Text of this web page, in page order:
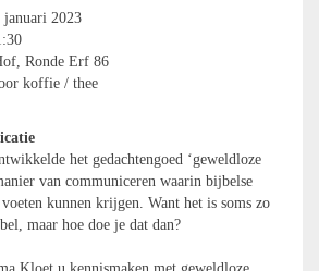
januari 2023
Ronde Erf 86
koffie / thee
het gedachtengoed ‘geweldloze
van communiceren waarin bijbelse
kunnen krijgen. Want het is soms zo
maar hoe doe je dat dan?